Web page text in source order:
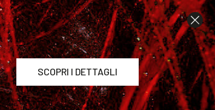
SCOPRI I DETTAGLI